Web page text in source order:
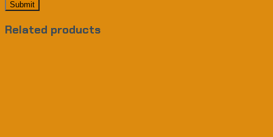
Related products